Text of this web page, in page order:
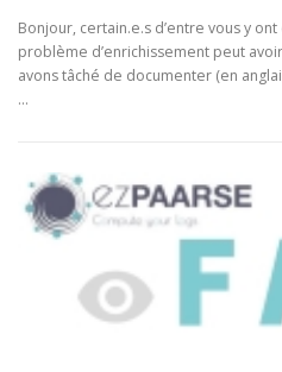
Bonjour, certain.e.s d’entre vous y
problème d’enrichissement peut
avons tâché de documenter (en
…